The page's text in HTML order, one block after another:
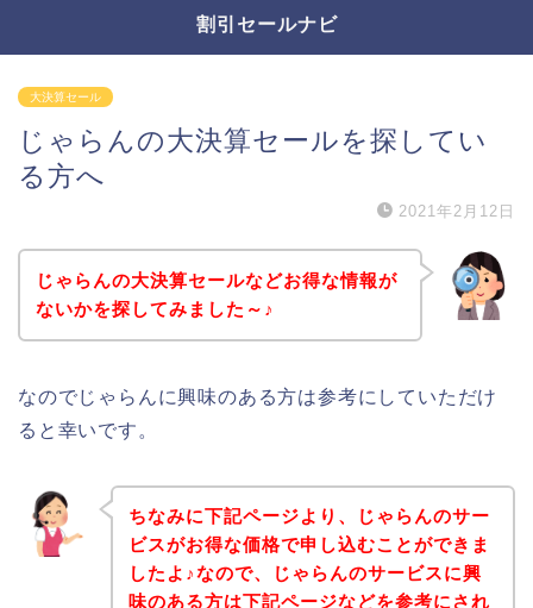
割引セールナビ
大決算セール
じゃらんの大決算セールを探してい
る方へ
2021年2月12日
じゃらんの大決算セールなどお得な情報が
ないかを探してみました～♪
なのでじゃらんに興味のある方は参考にしていただけ
ると幸いです。
ちなみに下記ページより、じゃらんのサー
ビスがお得な価格で申し込むことができま
したよ♪なので、じゃらんのサービスに興
味のある方は下記ページなどを参考にされ